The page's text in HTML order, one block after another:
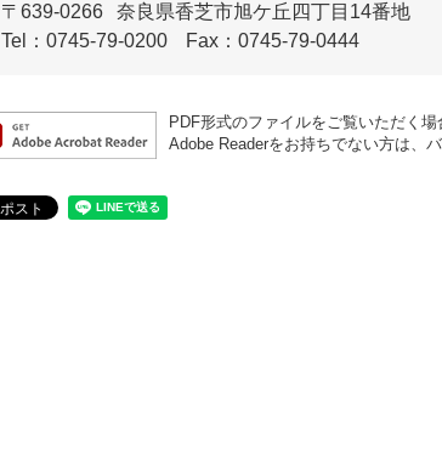
〒639-0266
奈良県香芝市旭ケ丘四丁目14番地
Tel：0745-79-0200
Fax：0745-79-0444
PDF形式のファイルをご覧いただく
Adobe Readerをお持ちでない方は、